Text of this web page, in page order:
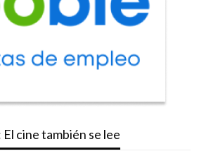
cine también se lee